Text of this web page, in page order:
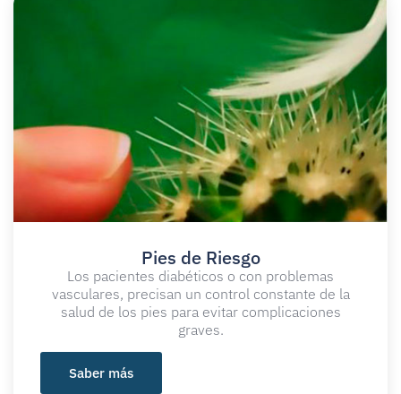
Pies de Riesgo
Los pacientes diabéticos o con problemas
vasculares, precisan un control constante de la
salud de los pies para evitar complicaciones
graves.
Saber más